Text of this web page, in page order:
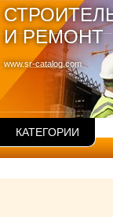
www.sr-catalog.com
И РЕМОНТ
КАТЕГОРИИ